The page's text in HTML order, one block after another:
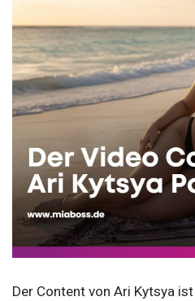
Der Content von Ari Kytsya